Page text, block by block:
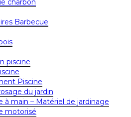
charbon
Barbecue
piscine
Piscine
du jardin
à main – Matériel de jardinage
motorisé